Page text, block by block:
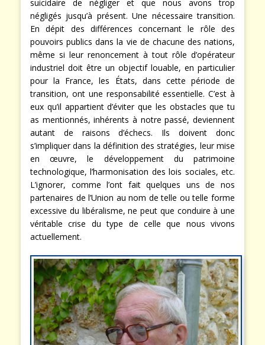
subsistent et sont autant d’obstacles qu’il serait
suicidaire de négliger et que nous avons trop
négligés jusqu’à présent. Une nécessaire transition.
En dépit des différences concernant le rôle des
pouvoirs publics dans la vie de chacune des nations,
même si leur renoncement à tout rôle d’opérateur
industriel doit être un objectif louable, en particulier
pour la France, les États, dans cette période de
transition, ont une responsabilité essentielle. C’est à
eux qu’il appartient d’éviter que les obstacles que tu
as mentionnés, inhérents à notre passé, deviennent
autant de raisons d’échecs. Ils doivent donc
s’impliquer dans la définition des stratégies, leur mise
en œuvre, le développement du patrimoine
technologique, l’harmonisation des lois sociales, etc.
L’ignorer, comme l’ont fait quelques uns de nos
partenaires de l’Union au nom de telle ou telle forme
excessive du libéralisme, ne peut que conduire à une
véritable crise du type de celle que nous vivons